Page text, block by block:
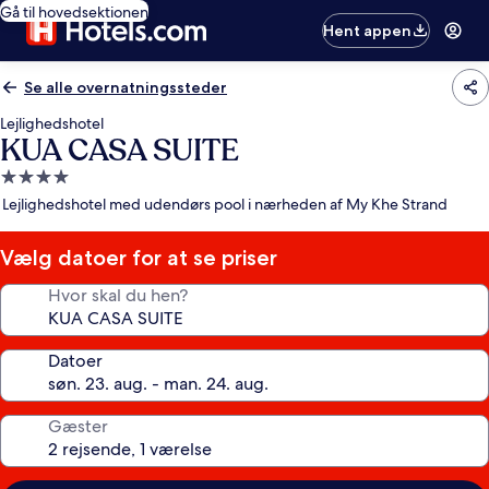
Gå til hovedsektionen
Hent appen
Se alle overnatningssteder
Lejlighedshotel
KUA CASA SUITE
4.0-
stjernet
Lejlighedshotel med udendørs pool i nærheden af My Khe Strand
Vælg datoer for at se priser
Hvor skal du hen?
Datoer
Gæster